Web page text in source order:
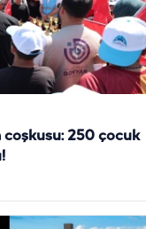
coşkusu: 250 çocuk